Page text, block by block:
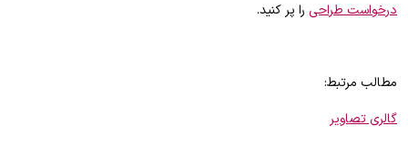
درخواست طراحی را پر کنید.
مطالب مرتبط:
گالری تصاویر